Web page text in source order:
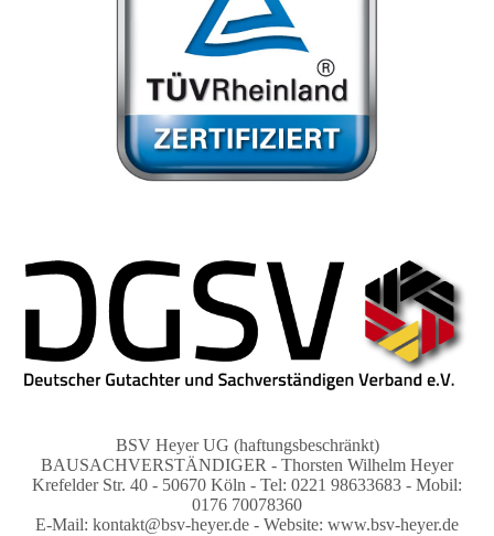
BSV Heyer UG (haftungsbeschränkt)
BAUSACHVERSTÄNDIGER - Thorsten Wilhelm Heyer
Krefelder Str. 40 - 50670 Köln - Tel: 0221 98633683 - Mobil:
0176 70078360
E-Mail: kontakt@bsv-heyer.de - Website: www.bsv-heyer.de